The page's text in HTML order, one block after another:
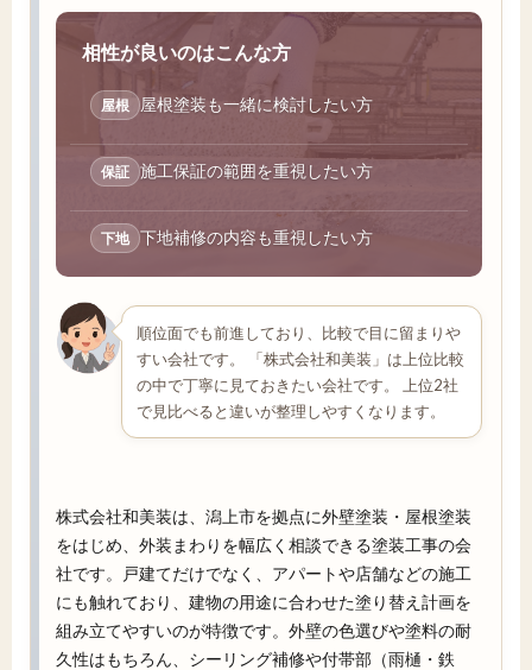
相性が良いのはこんな方
屋根 屋根塗装も一緒に検討したい方
保証 施工保証の範囲を重視したい方
下地 下地補修の内容も重視したい方
順位面でも前進しており、比較で目に留まりや
すい会社です。 「株式会社和美装」は上位比較
の中で丁寧に見ておきたい会社です。 上位2社
で見比べると違いが整理しやすくなります。
株式会社和美装は、潟上市を拠点に外壁塗装・屋根塗装
をはじめ、外装まわりを幅広く相談できる塗装工事の会
社です。戸建てだけでなく、アパートや店舗などの施工
にも触れており、建物の用途に合わせた塗り替え計画を
組み立てやすいのが特徴です。外壁の色選びや塗料の耐
久性はもちろん、シーリング補修や付帯部（雨樋・鉄